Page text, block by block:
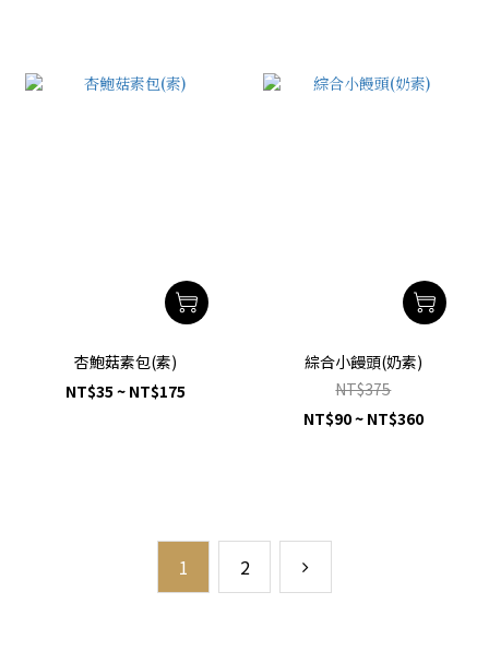
杏鮑菇素包(素)
NT$35 ~ NT$175
綜合小饅頭(奶素)
NT$375
NT$90 ~ NT$360
1 2